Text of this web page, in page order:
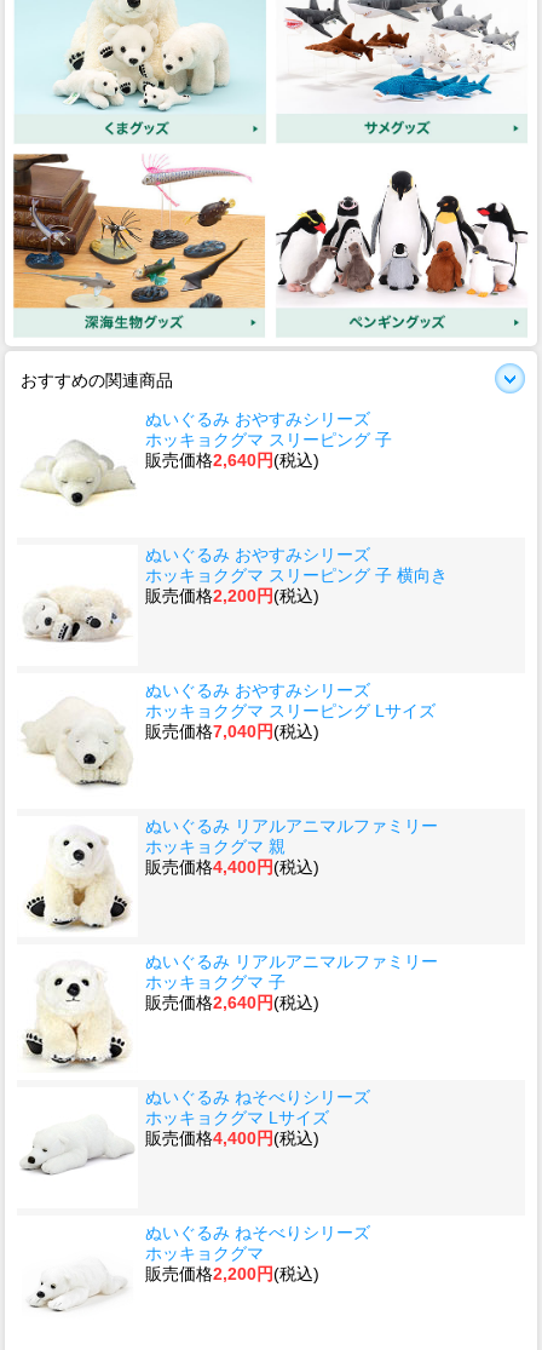
おすすめの関連商品
ぬいぐるみ おやすみシリーズ
ホッキョクグマ スリーピング 子
販売価格2,640円(税込)
ぬいぐるみ おやすみシリーズ
ホッキョクグマ スリーピング 子 横向き
販売価格2,200円(税込)
ぬいぐるみ おやすみシリーズ
ホッキョクグマ スリーピング Lサイズ
販売価格7,040円(税込)
ぬいぐるみ リアルアニマルファミリー
ホッキョクグマ 親
販売価格4,400円(税込)
ぬいぐるみ リアルアニマルファミリー
ホッキョクグマ 子
販売価格2,640円(税込)
ぬいぐるみ ねそべりシリーズ
ホッキョクグマ Lサイズ
販売価格4,400円(税込)
ぬいぐるみ ねそべりシリーズ
ホッキョクグマ
販売価格2,200円(税込)